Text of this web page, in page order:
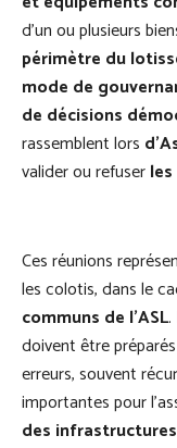
d’un ou plusieurs
périmètre du
mode de
de décisions
rassemblent lors
valider ou refuser
Ces réunions
les colotis, dans le
communs de l’ASL.
doivent être
erreurs, souvent
importantes pour
des